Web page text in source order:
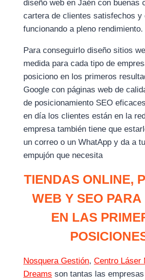
diseño web en Jaén con buenas
cartera de clientes satisfechos y
funcionando a pleno rendimiento.
Para conseguirlo diseño sitios
medida para cada tipo de
posiciono en los primeros
Google con páginas web de
de posicionamiento SEO
en día los clientes están en la
empresa también tiene que
un correo o un WhatApp y da a
empujón que necesita
TIENDAS ONLINE,
WEB Y SEO PARA
EN LAS
Nosquera Gestión, Centro Láser
Dreams son tantas las